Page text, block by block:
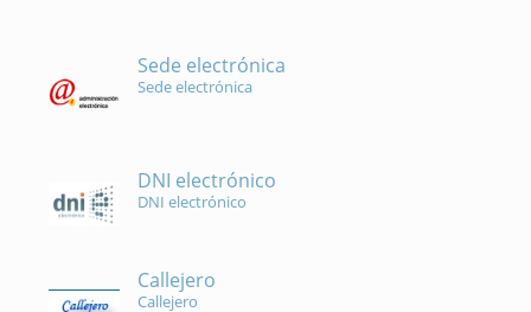
Sede electrónica
Sede electrónica
DNI electrónico
DNI electrónico
Callejero
Callejero